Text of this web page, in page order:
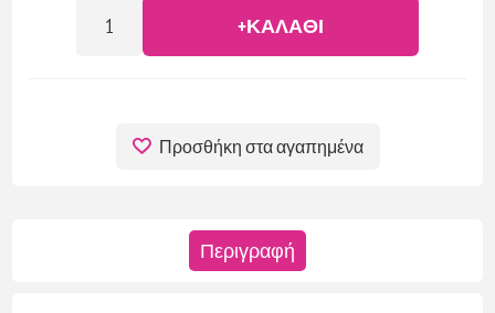
+ΚΑΛΆΘΙ
Προσθήκη στα αγαπημένα
Περιγραφή